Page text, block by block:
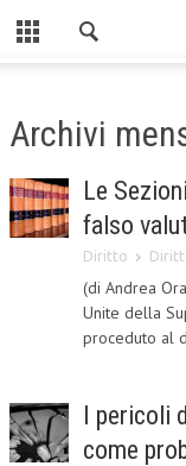
CHI SIAMO
MISSION
CENTRO STUDI
ATTO
OBIETTIVI
Archivi
Le
falso
Diritto
(di Andrea
Unite della
proceduto al
I pericoli
come